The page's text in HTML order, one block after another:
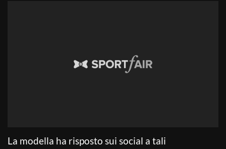
La modella ha risposto sui social a tali